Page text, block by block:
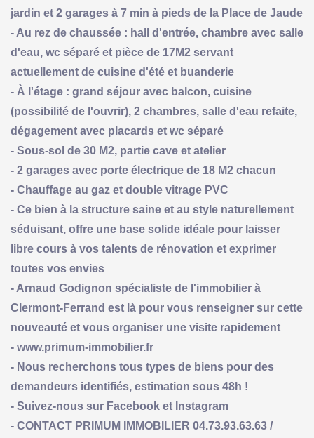
jardin et 2 garages à 7 min à pieds de la Place de Jaude
- Au rez de chaussée : hall d'entrée, chambre avec salle
d'eau, wc séparé et pièce de 17M2 servant
actuellement de cuisine d'été et buanderie
- À l'étage : grand séjour avec balcon, cuisine
(possibilité de l'ouvrir), 2 chambres, salle d'eau refaite,
dégagement avec placards et wc séparé
- Sous-sol de 30 M2, partie cave et atelier
- 2 garages avec porte électrique de 18 M2 chacun
- Chauffage au gaz et double vitrage PVC
- Ce bien à la structure saine et au style naturellement
séduisant, offre une base solide idéale pour laisser
libre cours à vos talents de rénovation et exprimer
toutes vos envies
- Arnaud Godignon spécialiste de l'immobilier à
Clermont-Ferrand est là pour vous renseigner sur cette
nouveauté et vous organiser une visite rapidement
- www.primum-immobilier.fr
- Nous recherchons tous types de biens pour des
demandeurs identifiés, estimation sous 48h !
- Suivez-nous sur Facebook et Instagram
- CONTACT PRIMUM IMMOBILIER 04.73.93.63.63 /